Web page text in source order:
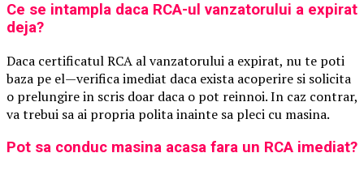
Ce se intampla daca RCA-ul vanzatorului a expirat
deja?
Daca certificatul RCA al vanzatorului a expirat, nu te poti
baza pe el—verifica imediat daca exista acoperire si solicita
o prelungire in scris doar daca o pot reinnoi. In caz contrar,
va trebui sa ai propria polita inainte sa pleci cu masina.
Pot sa conduc masina acasa fara un RCA imediat?